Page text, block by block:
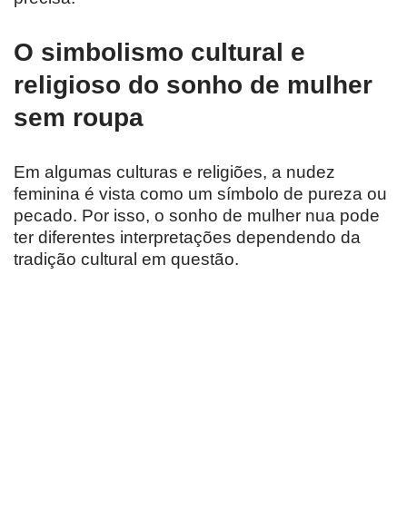
O simbolismo cultural e
religioso do sonho de mulher
sem roupa
Em algumas culturas e religiões, a nudez
feminina é vista como um símbolo de pureza ou
pecado. Por isso, o sonho de mulher nua pode
ter diferentes interpretações dependendo da
tradição cultural em questão.